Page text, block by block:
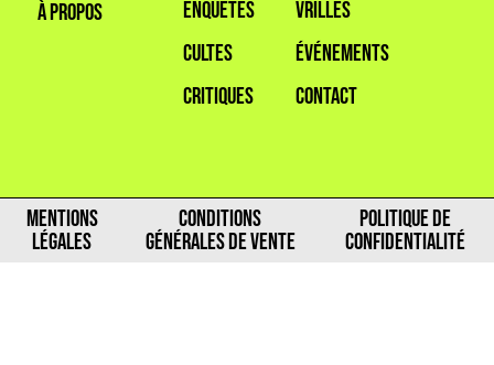
À PROPOS
ENQUÊTES
CULTES
CRITIQUES
VRILLES
ÉVÉNEMENTS
CONTACT
MENTIONS
LÉGALES
CONDITIONS
GÉNÉRALES DE VENTE
POLITIQUE DE
CONFIDENTIALITÉ